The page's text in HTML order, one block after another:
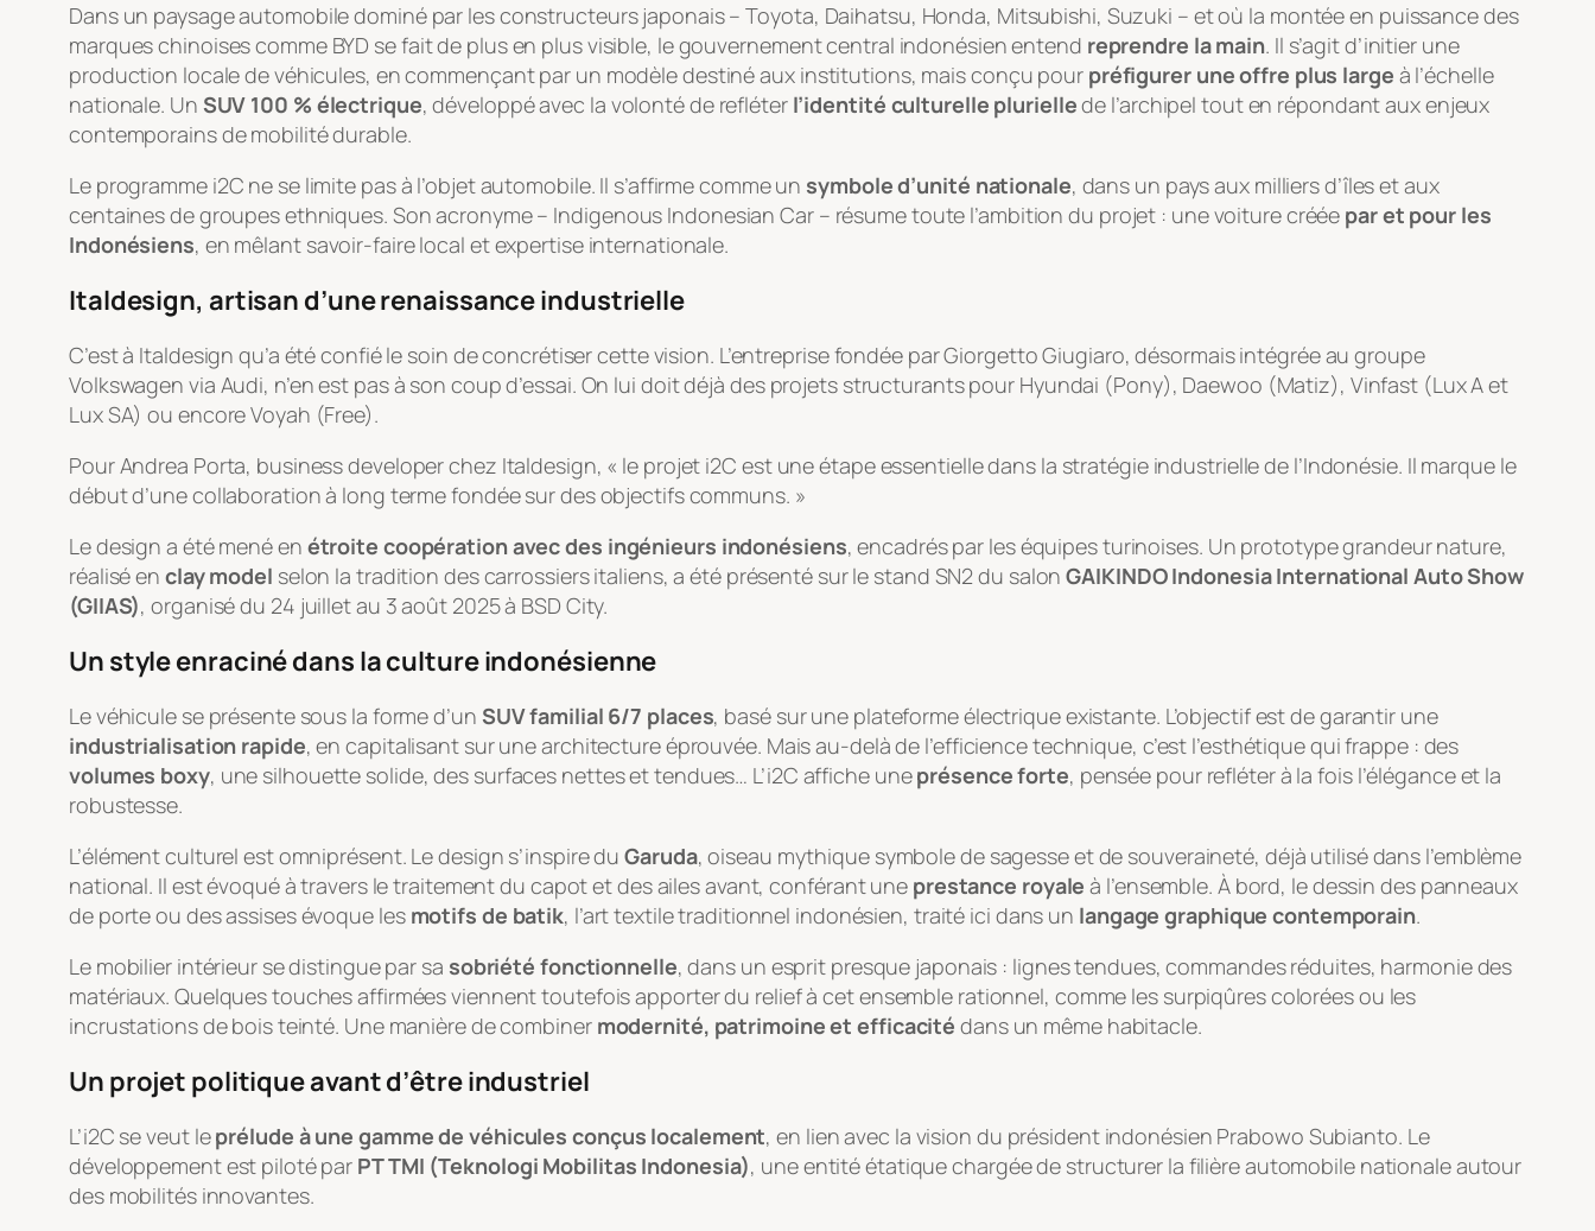
Dans un paysage automobile dominé par les constructeurs japonais – Toyota, Daihatsu, Honda, Mitsubishi, Suzuki – et où la montée en puissance des
marques chinoises comme BYD se fait de plus en plus visible, le gouvernement central indonésien entend reprendre la main. Il s’agit d’initier une
production locale de véhicules, en commençant par un modèle destiné aux institutions, mais conçu pour préfigurer une offre plus large à l’échelle
nationale. Un SUV 100 % électrique, développé avec la volonté de refléter l’identité culturelle pluriellede l’archipel tout en répondant aux enjeux
contemporains de mobilité durable.
Le programme i2C ne se limite pas à l’objet automobile. Il s’affirme comme un symbole d’unité nationale, dans un pays aux milliers d’îles et aux
centaines de groupes ethniques. Son acronyme – Indigenous Indonesian Car– résume toute l’ambition du projet : une voiture créée par et pour les
Indonésiens, en mêlant savoir-faire local et expertise internationale.
Italdesign, artisan d’une renaissance industrielle
C’est à Italdesign qu’a été confié le soin de concrétiser cette vision. L’entreprise fondée par Giorgetto Giugiaro, désormais intégrée au groupe
Volkswagen via Audi, n’en est pas à son coup d’essai. On lui doit déjà des projets structurants pour Hyundai (Pony), Daewoo (Matiz), Vinfast (Lux A et
Lux SA) ou encore Voyah (Free).
Pour Andrea Porta, business developer chez Italdesign, « le projet i2C est une étape essentielle dans la stratégie industrielle de l’Indonésie. Il marque le
début d’une collaboration à long terme fondée sur des objectifs communs. »
Le design a été mené en étroite coopération avec des ingénieurs indonésiens, encadrés par les équipes turinoises. Un prototype grandeur nature,
réalisé en clay model selon la tradition des carrossiers italiens, a été présenté sur le stand SN2 du salonGAIKINDO Indonesia International Auto Show
(GIIAS), organisé du 24 juillet au 3 août 2025 à BSD City.
Un style enraciné dans la culture indonésienne
Le véhicule se présente sous la forme d’un SUV familial 6/7 places, basé sur une plateforme électrique existante. L’objectif est de garantir une
industrialisation rapide, en capitalisant sur une architecture éprouvée. Mais au-delà de l’efficience technique, c’est l’esthétique qui frappe : des
volumes boxy, une silhouette solide, des surfaces nettes et tendues… L’i2C affiche uneprésence forte, pensée pour refléter à la fois l’élégance et la
robustesse.
L’élément culturel est omniprésent. Le design s’inspire duGaruda, oiseau mythique symbole de sagesse et de souveraineté, déjà utilisé dans l’emblème
national. Il est évoqué à travers le traitement du capot et des ailes avant, conférant une prestance royale à l’ensemble. À bord, le dessin des panneaux
de porte ou des assises évoque les motifs de batik, l’art textile traditionnel indonésien, traité ici dans un langage graphique contemporain.
Le mobilier intérieur se distingue par sa sobriété fonctionnelle, dans un esprit presque japonais : lignes tendues, commandes réduites, harmonie des
matériaux. Quelques touches affirmées viennent toutefois apporter du relief à cet ensemble rationnel, comme les surpiqûres colorées ou les
incrustations de bois teinté. Une manière de combiner modernité, patrimoine et efficacité dans un même habitacle.
Un projet politique avant d’être industriel
L’i2C se veut leprélude à une gamme de véhicules conçus localement, en lien avec la vision du président indonésien Prabowo Subianto. Le
développement est piloté par PT TMI (Teknologi Mobilitas Indonesia), une entité étatique chargée de structurer la filière automobile nationale autour
des mobilités innovantes.